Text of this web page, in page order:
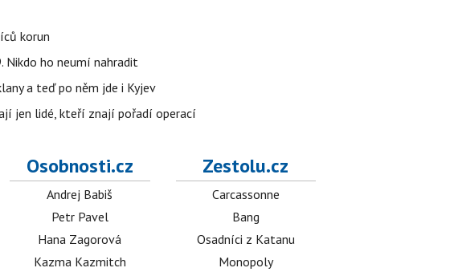
korun
Nikdo ho neumí nahradit
a teď po něm jde i Kyjev
jen lidé, kteří znají pořadí operací
Osobnosti.cz
Andrej Babiš
Petr Pavel
Hana Zagorová
Kazma Kazmitch
Zestolu.cz
Carcassonne
Bang
Osadníci z Katanu
Monopoly